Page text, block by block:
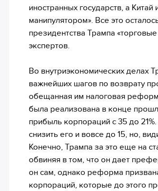
иностранных государств, а
манипулятором». Все это
президентства Трампа
экспертов.
Во внутриэкономических делах
важнейших шагов по возврату
обещанная им налоговая
была реализована в конце
прибыль корпораций с 35 до
снизить его и вовсе до 15, но,
Конечно, Трампа за это еще на
обвиняя в том, что он дает
он сам, однако реформа
корпораций, которые до этого